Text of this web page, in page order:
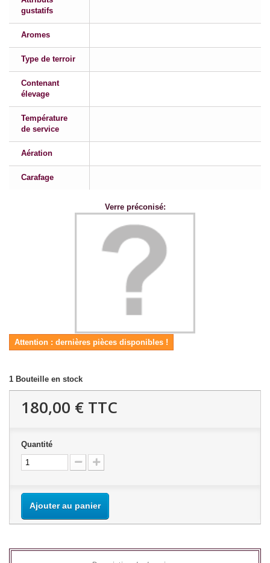
gustatifs
Aromes
Type de terroir
Contenant
élevage
Température
de service
Aération
Carafage
Verre préconisé:
Attention : dernières pièces disponibles !
1 Bouteille en stock
180,00 € TTC
Quantité
Ajouter au panier